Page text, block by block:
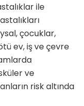
ile
çocuklar,
ev, iş ve çevre
ve
risk altında